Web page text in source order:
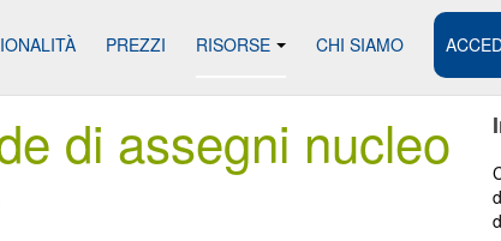
PREZZI RISORSE CHI SIAMO
di assegni nucleo